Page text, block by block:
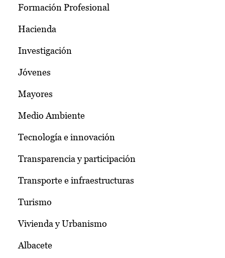
Formación Profesional
Hacienda
Investigación
Jóvenes
Mayores
Medio Ambiente
Tecnología e innovación
Transparencia y participación
Transporte e infraestructuras
Turismo
Vivienda y Urbanismo
Albacete